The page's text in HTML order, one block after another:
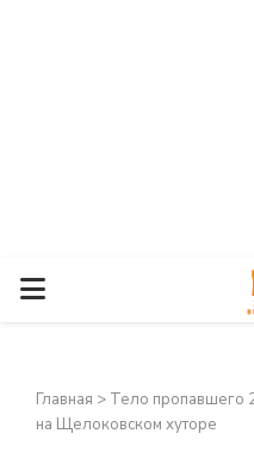
О
НГлавная > Тело пропавшего
на Щелоковском хуторе